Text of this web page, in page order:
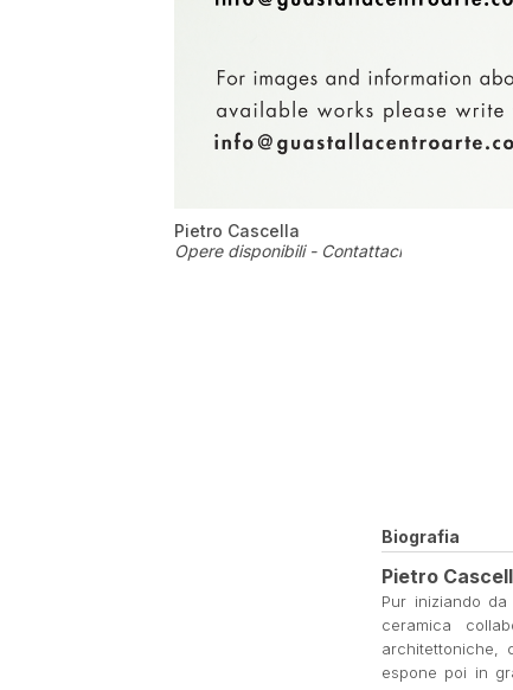
Pietro Cascella
Opere disponibili - Contattaci
Biografia
Pietro
Pur iniziando
ceramica
architettoniche,
espone poi in